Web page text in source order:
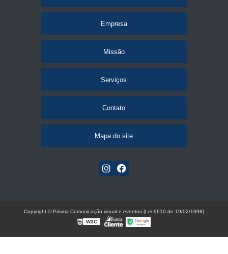
Empresa
Missão
Serviços
Contato
Mapa do site
Copyright © Prisma Comunicação visual e eventos (Lei 9610 de 19/02/1998)
W3C